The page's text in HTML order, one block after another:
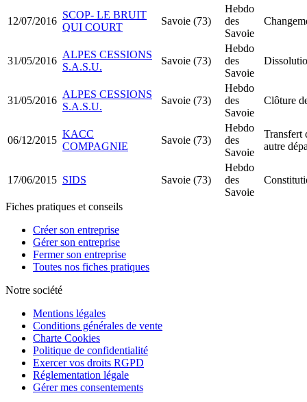
12/07/2016
SCOP- LE BRUIT
QUI COURT
Savoie (73)
Hebdo
des
Savoie
31/05/2016
ALPES CESSIONS
S.A.S.U.
Savoie (73)
Hebdo
des
Savoie
31/05/2016
ALPES CESSIONS
S.A.S.U.
Savoie (73)
Hebdo
des
Savoie
Clôture
06/12/2015
KACC
COMPAGNIE
Savoie (73)
Hebdo
des
Savoie
Transfert
autre
17/06/2015 SIDS Savoie (73)
Hebdo
des
Savoie
Fiches pratiques et conseils
Créer son entreprise
Gérer son entreprise
Fermer son entreprise
Toutes nos fiches pratiques
Notre société
Mentions légales
Conditions générales de vente
Charte Cookies
Politique de confidentialité
Exercer vos droits RGPD
Réglementation légale
Gérer mes consentements